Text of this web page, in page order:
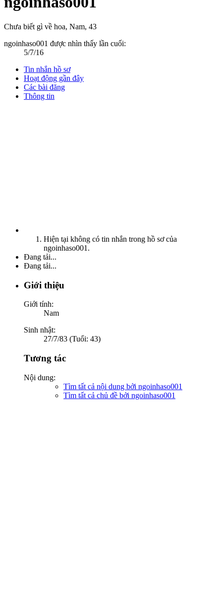
Chưa biết gì về hoa, Nam, 43
ngoinhaso001 được nhìn thấy lần cuối:
5/7/16
Tin nhắn hồ sơ
Hoạt động gần đây
Các bài đăng
Thông tin
Hiện tại không có tin nhắn trong hồ sơ của
ngoinhaso001.
Đang tải...
Đang tải...
Giới thiệu
Giới tính:
Nam
Sinh nhật:
27/7/83 (Tuổi: 43)
Tương tác
Nội dung:
Tìm tất cả nội dung bởi ngoinhaso001
Tìm tất cả chủ đề bởi ngoinhaso001